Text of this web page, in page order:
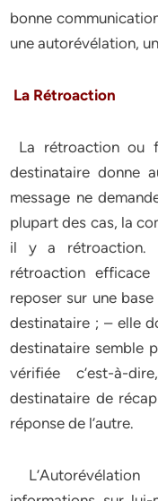
bonne
une autorévélation,
La Rétroaction
La rétroaction ou
destinataire donne
message ne
plupart des cas, la
il y a rétroaction.
rétroaction
reposer sur une
destinataire ; – elle
destinataire semble
vérifiée c’est-à-
destinataire de
réponse de l’autre.
L’Autorévélation